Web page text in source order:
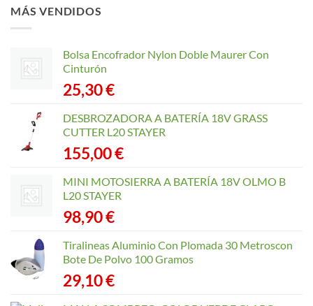
MÁS VENDIDOS
Bolsa Encofrador Nylon Doble Maurer Con
Cinturón
25,30€
DESBROZADORA A BATERÍA 18V GRASS
CUTTER L20 STAYER
155,00€
MINI MOTOSIERRA A BATERÍA 18V OLMO B
L20 STAYER
98,90€
Tiralineas Aluminio Con Plomada 30 Metroscon
Bote De Polvo 100 Gramos
29,10€